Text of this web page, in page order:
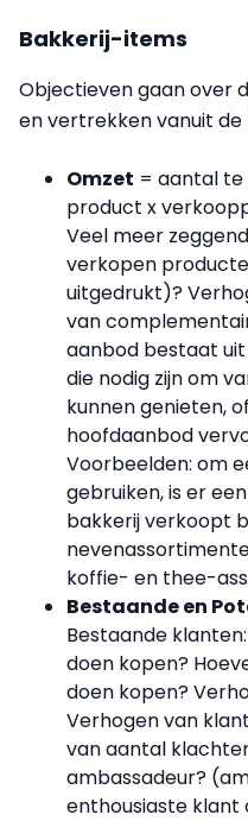
Bakkerij-items
Objectieven gaan over
en vertrekken vanuit
Omzet = aantal
product x
Veel meer
verkopen
uitgedrukt)?
van
aanbod bestaat
die nodig zijn om
kunnen genieten,
hoofdaanbod
Voorbeelden: om
gebruiken, is er
bakkerij verkoopt
koffie- en thee-
Bestaande en
Bestaande
doen kopen?
doen kopen?
Verhogen van
van aantal
ambassadeur?
enthousiaste klant